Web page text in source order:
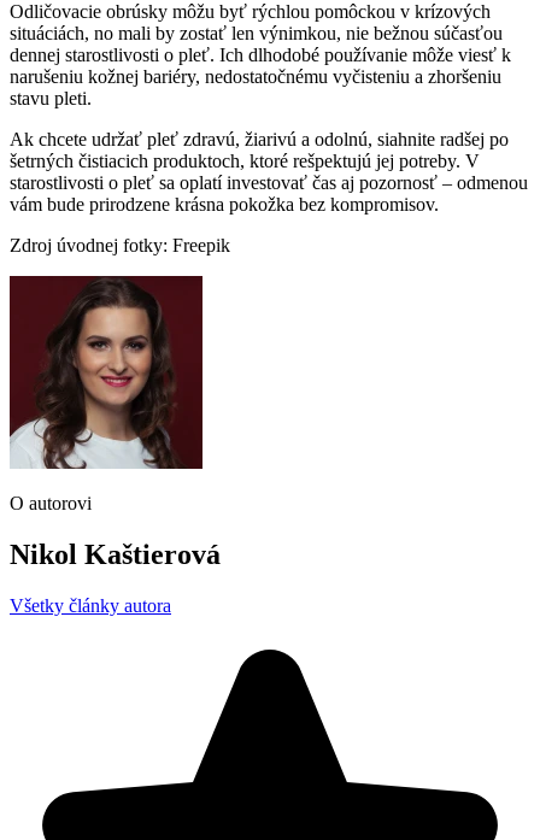
Odličovacie obrúsky môžu byť rýchlou pomôckou v krízových
situáciách, no mali by zostať len výnimkou, nie bežnou súčasťou
dennej starostlivosti o pleť. Ich dlhodobé používanie môže viesť k
narušeniu kožnej bariéry, nedostatočnému vyčisteniu a zhoršeniu
stavu pleti.
Ak chcete udržať pleť zdravú, žiarivú a odolnú, siahnite radšej po
šetrných čistiacich produktoch, ktoré rešpektujú jej potreby. V
starostlivosti o pleť sa oplatí investovať čas aj pozornosť – odmenou
vám bude prirodzene krásna pokožka bez kompromisov.
Zdroj úvodnej fotky: Freepik
O autorovi
Nikol Kaštierová
Všetky články autora